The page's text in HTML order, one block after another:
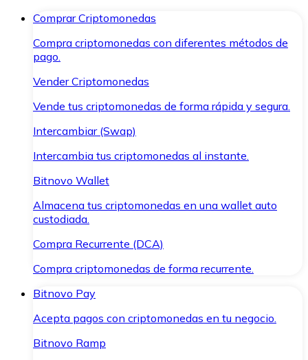
Comprar Criptomonedas
Compra criptomonedas con diferentes métodos de
pago.
Vender Criptomonedas
Vende tus criptomonedas de forma rápida y segura.
Intercambiar (Swap)
Intercambia tus criptomonedas al instante.
Bitnovo Wallet
Almacena tus criptomonedas en una wallet auto
custodiada.
Compra Recurrente (DCA)
Compra criptomonedas de forma recurrente.
Bitnovo Pay
Acepta pagos con criptomonedas en tu negocio.
Bitnovo Ramp